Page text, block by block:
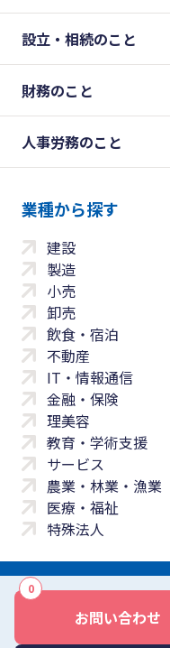
お問い合わせ
0
設立・相続のこと
財務のこと
人事労務のこと
業種から探す
建設
製造
小売
卸売
飲食・宿泊
不動産
IT・情報通信
金融・保険
理美容
教育・学術支援
サービス
農業・林業・漁業
医療・福祉
特殊法人
サイトマップ
商標について反社会